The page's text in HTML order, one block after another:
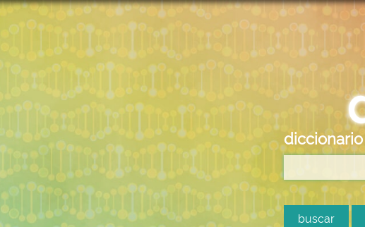
diccionario
buscar